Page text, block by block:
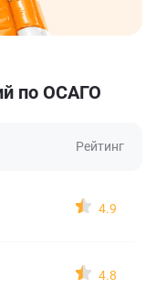
по ОСАГО
Рейтинг
4.9
4.8